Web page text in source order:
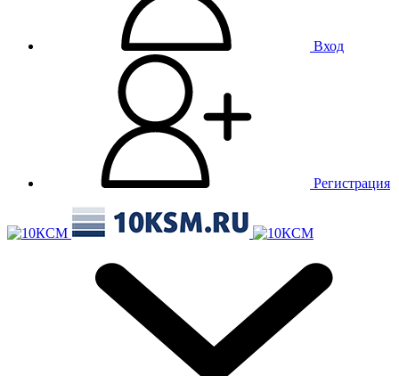
Вход
Регистрация